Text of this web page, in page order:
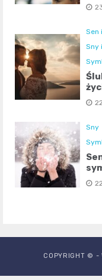
Sen
Sny
Sny
COPYRIGHT © -